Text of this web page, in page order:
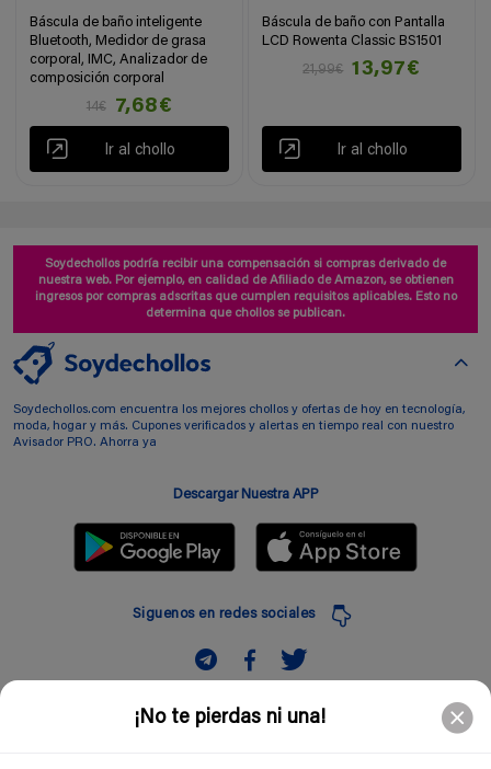
¡No te pierdas ni una!
Báscula de baño inteligente
Bluetooth, Medidor de grasa
corporal, IMC, Analizador de
composición corporal
14€
7,68€
Ir al chollo
Báscula de baño con Pantalla
LCD Rowenta Classic BS1501
21,99€
13,97€
Ir al chollo
Soydechollos podría recibir una compensación si compras derivado de
nuestra web. Por ejemplo, en calidad de Afiliado de Amazon, se obtienen
ingresos por compras adscritas que cumplen requisitos aplicables. Esto no
determina que chollos se publican.
Soydechollos.com encuentra los mejores chollos y ofertas de hoy en tecnología,
moda, hogar y más. Cupones verificados y alertas en tiempo real con nuestro
Avisador PRO. Ahorra ya
Descargar Nuestra APP
Siguenos en redes sociales
Suscribir